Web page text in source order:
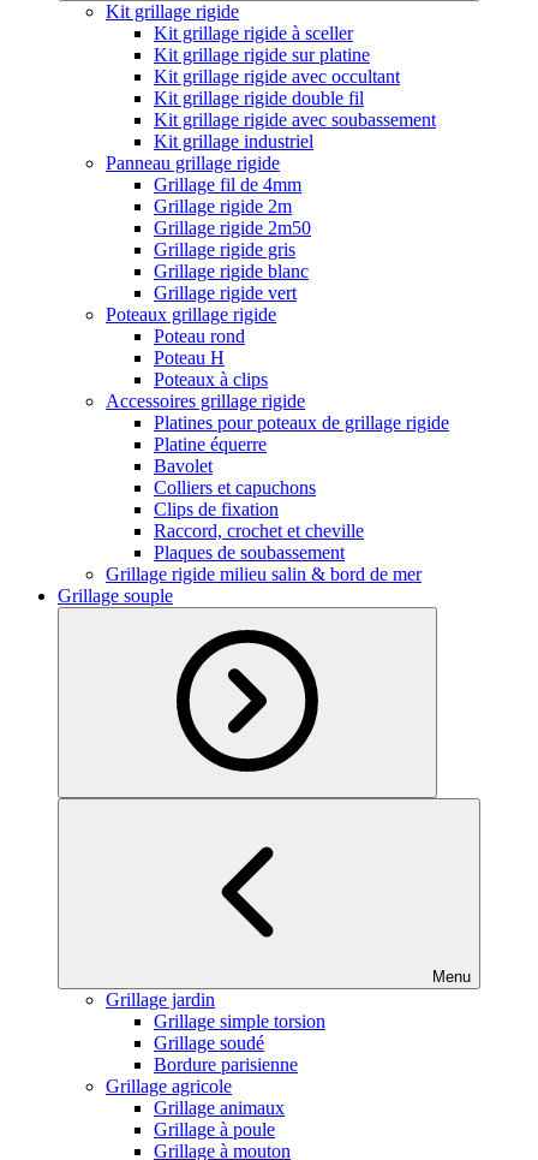
Kit grillage rigide
Kit grillage rigide à sceller
Kit grillage rigide sur platine
Kit grillage rigide avec occultant
Kit grillage rigide double fil
Kit grillage rigide avec soubassement
Kit grillage industriel
Panneau grillage rigide
Grillage fil de 4mm
Grillage rigide 2m
Grillage rigide 2m50
Grillage rigide gris
Grillage rigide blanc
Grillage rigide vert
Poteaux grillage rigide
Poteau rond
Poteau H
Poteaux à clips
Accessoires grillage rigide
Platines pour poteaux de grillage rigide
Platine équerre
Bavolet
Colliers et capuchons
Clips de fixation
Raccord, crochet et cheville
Plaques de soubassement
Grillage rigide milieu salin & bord de mer
Grillage souple
Menu
Grillage jardin
Grillage simple torsion
Grillage soudé
Bordure parisienne
Grillage agricole
Grillage animaux
Grillage à poule
Grillage à mouton